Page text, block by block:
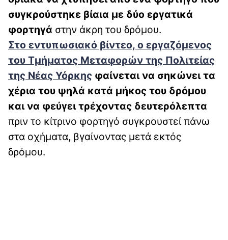
συγκρούστηκε βίαια με δύο εργατικά
φορτηγά στην άκρη του δρόμου.
Στο εντυπωσιακό βίντεο, ο εργαζόμενος
του Τμήματος Μεταφορών της Πολιτείας
της Νέας Υόρκης φαίνεται να σηκώνει τα
χέρια του ψηλά κατά μήκος του δρόμου
και να φεύγει τρέχοντας δευτερόλεπτα
πριν το κίτρινο φορτηγό συγκρουστεί πάνω
στα οχήματα, βγαίνοντας μετά εκτός
δρόμου.